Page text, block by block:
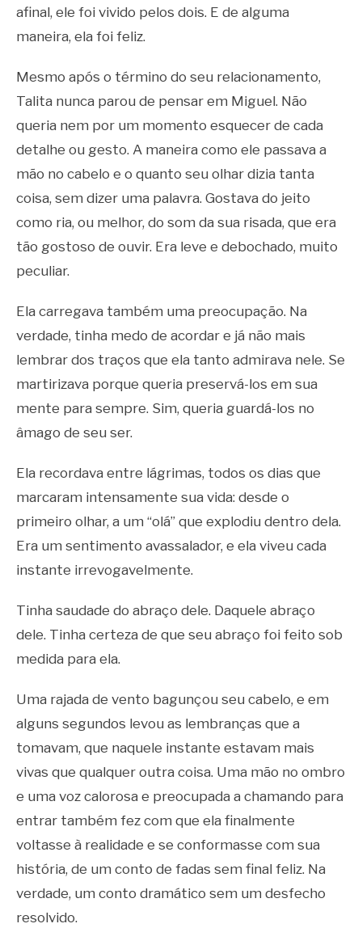
afinal, ele foi vivido pelos dois. E de alguma
maneira, ela foi feliz.
Mesmo após o término do seu relacionamento,
Talita nunca parou de pensar em Miguel. Não
queria nem por um momento esquecer de cada
detalhe ou gesto. A maneira como ele passava a
mão no cabelo e o quanto seu olhar dizia tanta
coisa, sem dizer uma palavra. Gostava do jeito
como ria, ou melhor, do som da sua risada, que era
tão gostoso de ouvir. Era leve e debochado, muito
peculiar.
Ela carregava também uma preocupação. Na
verdade, tinha medo de acordar e já não mais
lembrar dos traços que ela tanto admirava nele. Se
martirizava porque queria preservá-los em sua
mente para sempre. Sim, queria guardá-los no
âmago de seu ser.
Ela recordava entre lágrimas, todos os dias que
marcaram intensamente sua vida: desde o
primeiro olhar, a um “olá” que explodiu dentro dela.
Era um sentimento avassalador, e ela viveu cada
instante irrevogavelmente.
Tinha saudade do abraço dele. Daquele abraço
dele. Tinha certeza de que seu abraço foi feito sob
medida para ela.
Uma rajada de vento bagunçou seu cabelo, e em
alguns segundos levou as lembranças que a
tomavam, que naquele instante estavam mais
vivas que qualquer outra coisa. Uma mão no ombro
e uma voz calorosa e preocupada a chamando para
entrar também fez com que ela finalmente
voltasse à realidade e se conformasse com sua
história, de um conto de fadas sem final feliz. Na
verdade, um conto dramático sem um desfecho
resolvido.